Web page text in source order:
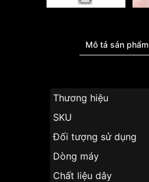
Mô tả sản phẩm
Thương hiệu
SKU
Đối tượng sử dụng
Dòng máy
Chất liệu dây